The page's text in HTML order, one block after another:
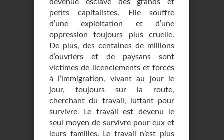
devenue esclave des grands et
petits capitalistes. Elle souffre
d’une exploitation et d’une
oppression toujours plus cruelle.
De plus, des centaines de millions
d’ouvriers et de paysans sont
victimes de licenciements et forcés
à l’immigration, vivant au jour le
jour, toujours sur la route,
cherchant du travail, luttant pour
survivre. Le travail est devenu le
seul moyen de survivre pour eux et
leurs familles. Le travail n’est plus